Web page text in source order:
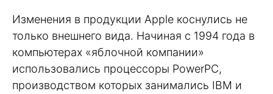
Изменения в продукции Apple коснулись не
только внешнего вида. Начиная с 1994 года в
компьютерах «яблочной компании»
использовались процессоры PowerPC,
производством которых занимались IBM и